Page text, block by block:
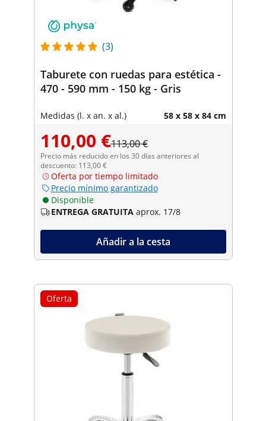
(3)
Taburete con ruedas para estética -
470 - 590 mm - 150 kg - Gris
Medidas (l. x an. x al.) 58 x 58 x 84 cm
110,00 €113,00 €
Precio más reducido en los 30 días anteriores al
descuento: 113,00 €
Oferta por tiempo limitado
Precio mínimo garantizado
Disponible
ENTREGA GRATUITA aprox. 17/8
Añadir a la cesta
Oferta